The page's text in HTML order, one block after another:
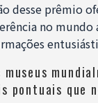
desse prêmio
no
museus
pontuais que